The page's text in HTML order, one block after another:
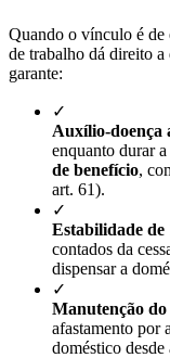
Quando o vínculo é de
de trabalho dá direito
garante:
✓
Auxílio-doença
enquanto durar
de benefício,
art. 61).
✓
Estabilidade de
contados da
dispensar a
✓
Manutenção
afastamento por
doméstico